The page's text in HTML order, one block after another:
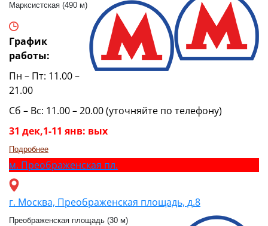
Марксистская (490 м)
График
работы:
Пн – Пт: 11.00 –
21.00
Сб – Вс: 11.00 – 20.00 (уточняйте по телефону)
31 дек,1-11 янв: вых
Подробнее
м. Преображенская пл.
г. Москва, Преображенская площадь, д.8
Преображенская площадь (30 м)